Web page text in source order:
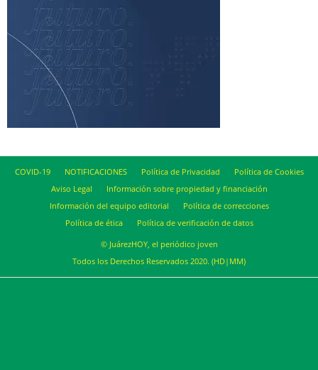
COVID-19 NOTIFICACIONES Política de Privacidad
Política de Cookies
Aviso Legal
Información sobre propiedad y financiación
Información del equipo editorial
Política de correcciones
Política de ética
Política de verificación de datos
© JuárezHOY, el periódico joven
Todos los Derechos Reservados 2020. (HD|MM)